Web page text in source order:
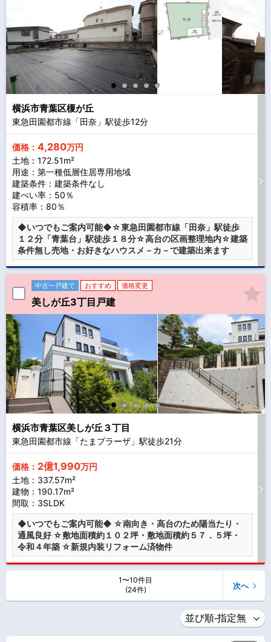
横浜市青葉区榎が丘
東急田園都市線「田奈」駅徒歩12分
価格： 4,280万円
土地：172.51m²
用途：第一種低層住居専用地域
建築条件： 建築条件なし
建ぺい率：50％
容積率：80％
◆いつでもご案内可能◆☆東急田園都市線「田奈」駅徒歩
１２分「青葉台」駅徒歩１８分☆高台の区画整理地内☆建築
条件無し売地・お好きなハウスメ－カ－で建築出来ます
中古一戸建て おすすめ 価格変更
美しが丘3丁目戸建
横浜市青葉区美しが丘３丁目
東急田園都市線「たまプラーザ」駅徒歩21分
価格： 2億1,990万円
土地：337.57m²
建物：190.17m²
間取：3SLDK
◆いつでもご案内可能◆ ☆南向き・高台のため陽当たり・
通風良好 ☆敷地面積約１０２坪・敷地面積約５７．５坪・
令和４年築 ☆新規内装リフォーム済物件
1〜10件目
(24件)
次へ